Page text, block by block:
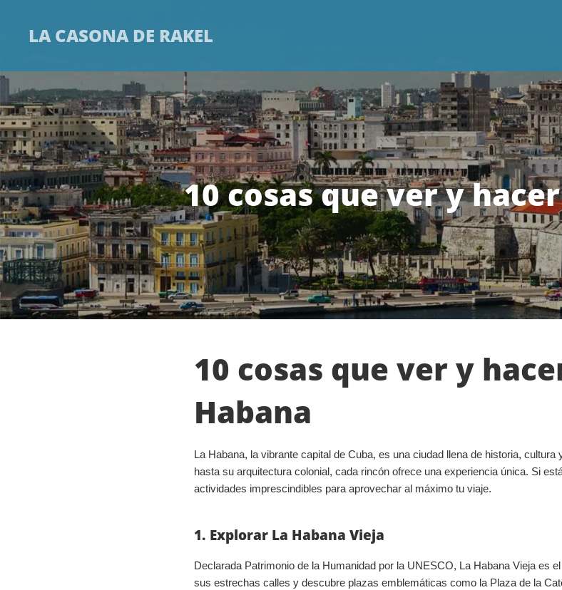
LA CASONA DE RAKEL
10 cosas que ver y
10 cosas que ver y
Habana
La Habana, la vibrante capital de Cuba, es una ciudad llena de historia,
hasta su arquitectura colonial, cada rincón ofrece una experiencia única. Si
actividades imprescindibles para aprovechar al máximo tu viaje.
1. Explorar La Habana Vieja
Declarada Patrimonio de la Humanidad por la UNESCO, La Habana Vieja es
sus estrechas calles y descubre plazas emblemáticas como la Plaza de la